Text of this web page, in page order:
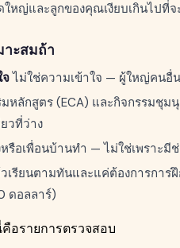
ใหญ่และลูกของคุณเงียบเกินไปที่
าะสมถ้า
จไม่ใช่ความเข้าใจ — ผู้ใหญ่คนอื่
หลักสูตร (ECA) และกิจกรรมชุม
วที่ว่าง
รือเพื่อนบ้านทำ — ไม่ใช่เพราะมี
รียนตามทันและแค่ต้องการการ
ดอลลาร์)
อรายการตรวจสอบ